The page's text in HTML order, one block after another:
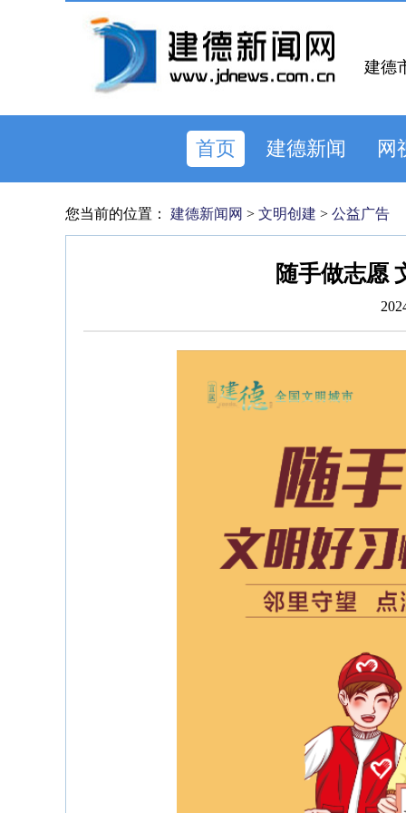
建德
首页 建德新闻 网
您当前的位置： 建德新闻网 > 文明创建 > 公益广告
随手做志愿